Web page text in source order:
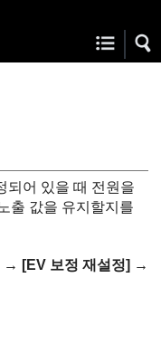
되어 있을 때 전원을
출 값을 유지할지를
→ [EV 보정 재설정] →